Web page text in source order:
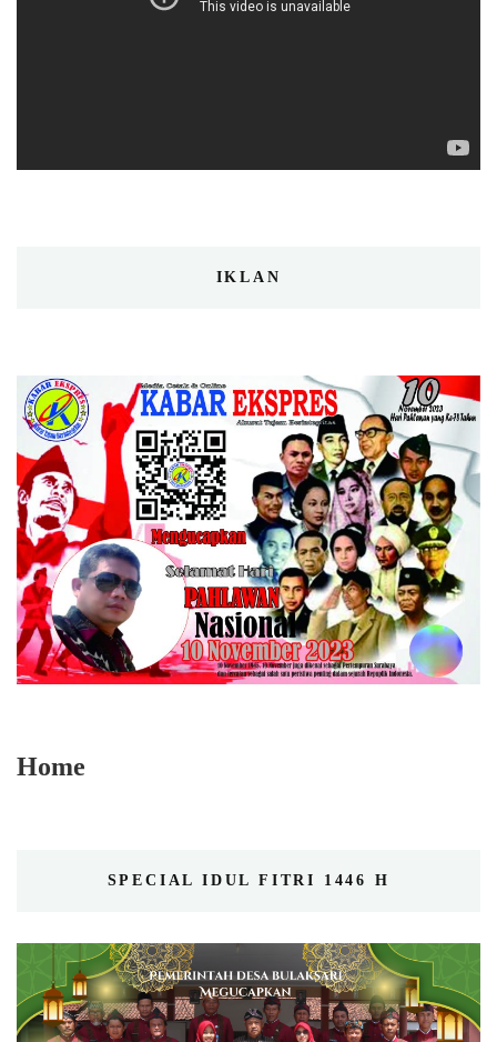
IKLAN
Home
SPECIAL IDUL FITRI 1446 H